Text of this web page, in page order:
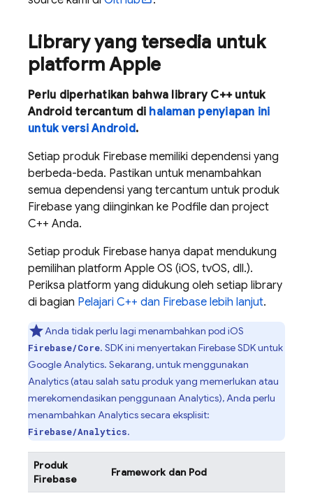
Library yang tersedia untuk
platform Apple
Perlu diperhatikan bahwa library C++ untuk
Android tercantum di halaman penyiapan ini
untuk versi Android.
Setiap produk Firebase memiliki dependensi yang
berbeda-beda. Pastikan untuk menambahkan
semua dependensi yang tercantum untuk produk
Firebase yang diinginkan ke Podfile dan project
C++ Anda.
Setiap produk Firebase hanya dapat mendukung
pemilihan platform Apple OS (iOS, tvOS, dll.).
Periksa platform yang didukung oleh setiap library
di bagian Pelajari C++ dan Firebase lebih lanjut.
Anda tidak perlu lagi menambahkan pod iOS
Firebase/Core. SDK ini menyertakan Firebase SDK untuk
Google Analytics. Sekarang, untuk menggunakan
Analytics(atau salah satu produk yang memerlukan atau
merekomendasikan penggunaan Analytics), Anda perlu
menambahkan Analyticssecara eksplisit:
Firebase/Analytics.
Produk
Firebase
Framework dan Pod